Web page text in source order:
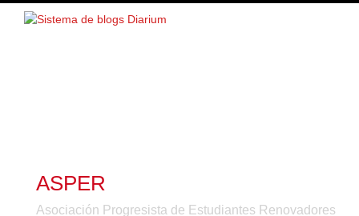
ASPER
Asociación Progresista de Estudiantes Renovadores